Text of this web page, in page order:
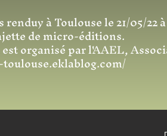
renduy à Toulouse le 21/05/
de micro-éditions.
organisé par l'AAEL, Assoc